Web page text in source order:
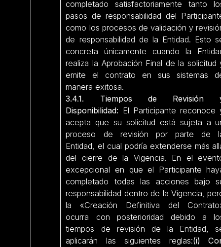
completado satisfactoriamente tanto
pasos de responsabilidad del
como los procesos de validación y
de responsabilidad de la Entidad. Esto
concreta únicamente cuando la
realiza la Aprobación Final de la solicitud
emite el contrato en sus sistemas
manera exitosa.
3.4.1. Tiempos de Revisión
Disponibilidad: El Participante reconoce
acepta que su solicitud está sujeta a
proceso de revisión por parte de
Entidad, el cual podría extenderse más
del cierre de la Vigencia. En el
excepcional en que el Participante
completado todas las acciones bajo
responsabilidad dentro de la Vigencia,
la «Creación Definitiva del
ocurra con posterioridad debido a
tiempos de revisión de la Entidad,
aplicarán las siguientes reglas:(i)